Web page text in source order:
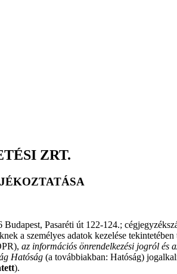
ZRT.
Pasaréti út 122-124.;
a személyes adatok kezelése
az információs önrendelkezési jogról és
Hatóság (a továbbiakban: Hatóság)
).